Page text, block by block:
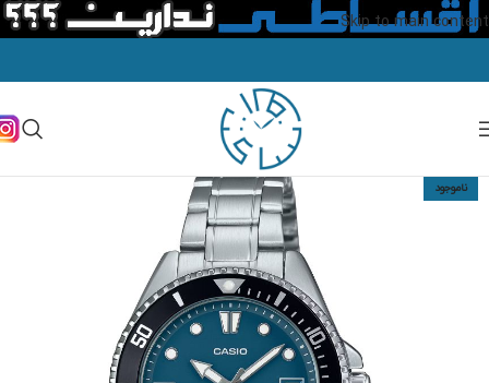
Skip to main content
ناموجود